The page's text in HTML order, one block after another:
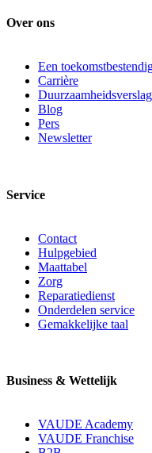
Over ons
Een
Carrière
Duurzaamheidsverslag
Blog
Pers
Newsletter
Service
Contact
Hulpgebied
Maattabel
Zorg
Reparatiedienst
Onderdelen service
Gemakkelijke taal
Business & Wettelijk
VAUDE Academy
VAUDE Franchise